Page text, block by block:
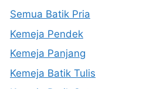
Semua Batik Pria
Kemeja Pendek
Kemeja Panjang
Kemeja Batik Tulis